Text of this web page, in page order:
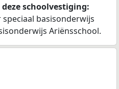
schoolvestiging:
basisonderwijs
Ariënsschool.